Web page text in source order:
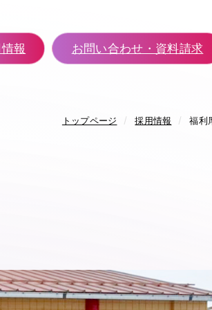
報 お問い合わせ・資料請求
トップページ 採用情報 福利